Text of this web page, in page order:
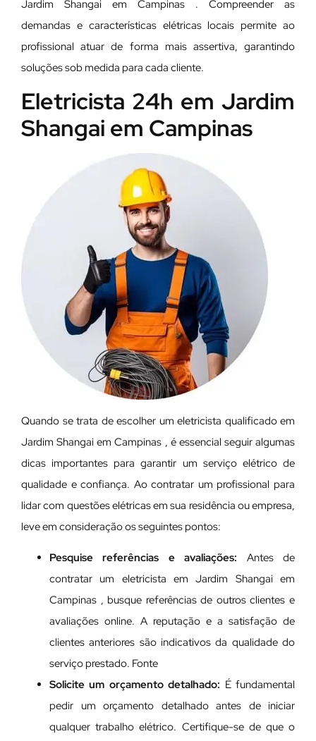
Jardim Shangai em Campinas . Compreender as
demandas e características elétricas locais permite ao
profissional atuar de forma mais assertiva, garantindo
soluções sob medida para cada cliente.
Eletricista 24h em Jardim
Shangai em Campinas
Quando se trata de escolher um eletricista qualificado em
Jardim Shangai em Campinas , é essencial seguir algumas
dicas importantes para garantir um serviço elétrico de
qualidade e confiança. Ao contratar um profissional para
lidar com questões elétricas em sua residência ou empresa,
leve em consideração os seguintes pontos:
Pesquise referências e avaliações: Antes de
contratar um eletricista em Jardim Shangai em
Campinas , busque referências de outros clientes e
avaliações online. A reputação e a satisfação de
clientes anteriores são indicativos da qualidade do
serviço prestado. Fonte
Solicite um orçamento detalhado: É fundamental
pedir um orçamento detalhado antes de iniciar
qualquer trabalho elétrico. Certifique-se de que o